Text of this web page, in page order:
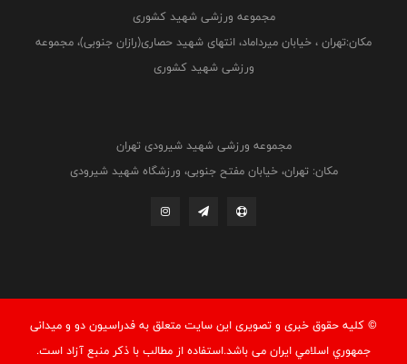
مجموعه ورزشی شهید کشوری
مکان:تهران ، خیابان میرداماد، انتهای شهید حصاری(رازان جنوبی)، مجموعه
ورزشی شهید کشوری
مجموعه ورزشی شهید شیرودی تهران
مکان: تهران، خیابان مفتح جنوبی، ورزشگاه شهید شیرودی
© کليه حقوق خبری و تصويری اين سايت متعلق به فدراسيون دو و میدانی
جمهوري اسلامي ايران می باشد.استفاده از مطالب با ذكر منبع آزاد است.